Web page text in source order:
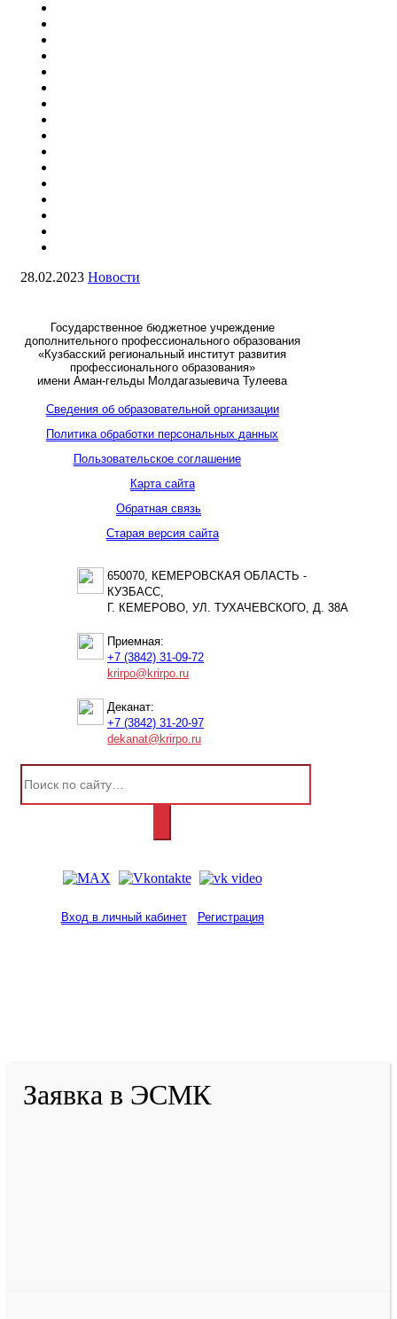
28.02.2023 Новости
Государственное бюджетное учреждение
дополнительного профессионального образования
«Кузбасский региональный институт развития
профессионального образования»
имени Аман-гельды Молдагазыевича Тулеева
Сведения об образовательной организации
Политика обработки персональных данных
Пользовательское соглашение
Карта сайта
Обратная связь
Старая версия сайта
650070, КЕМЕРОВСКАЯ ОБЛАСТЬ -
КУЗБАСС,
Г. КЕМЕРОВО, УЛ. ТУХАЧЕВСКОГО, Д. 38А
Приемная:
+7 (3842) 31-09-72
krirpo@krirpo.ru
Деканат:
+7 (3842) 31-20-97
dekanat@krirpo.ru
Вход в личный кабинет Регистрация
Заявка в ЭСМК